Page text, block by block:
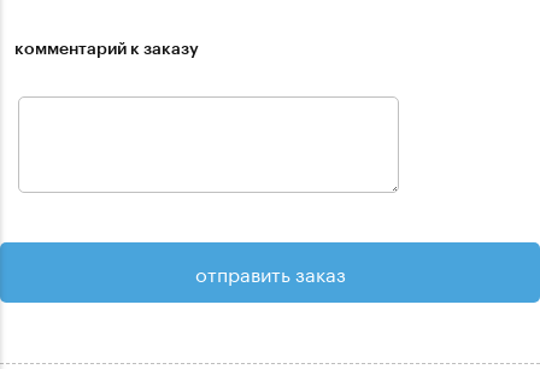
комментарий к заказу